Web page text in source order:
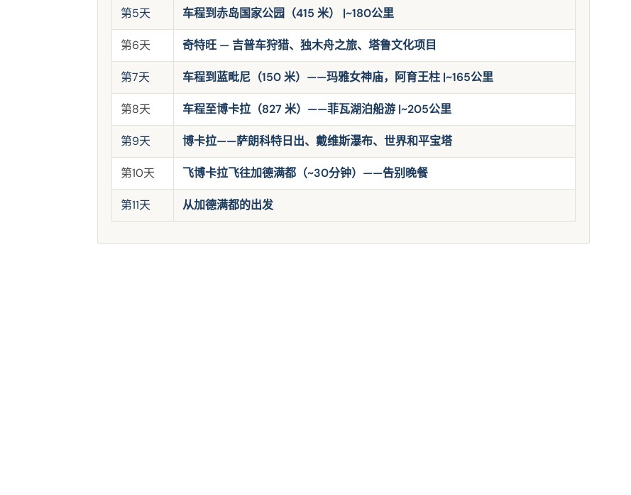
第5天 车程到赤岛国家公园（415 米） |~180公里
第6天 奇特旺 — 吉普车狩猎、独木舟之旅、塔鲁文化项目
第7天 车程到蓝毗尼（150 米）——玛雅女神庙，阿育王柱 |~165公里
第8天 车程至博卡拉（827 米）——菲瓦湖泊船游 |~205公里
第9天 博卡拉——萨朗科特日出、戴维斯瀑布、世界和平宝塔
第10天 飞博卡拉飞往加德满都（~30分钟）——告别晚餐
第11天 从加德满都的出发